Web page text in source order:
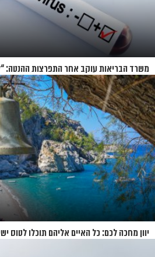
משרד הבריאות עוקב אחר התפרצות ההנטה:
החולים”
יוון מחכה לכם: כל האיים אליהם תוכלו לטוס